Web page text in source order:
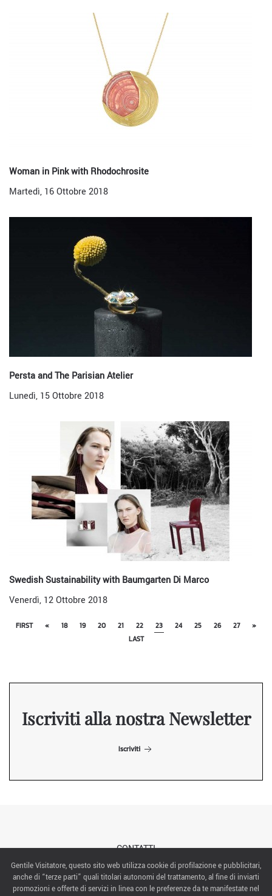
Woman in Pink with Rhodochrosite
Martedì, 16 Ottobre 2018
Persta and The Parisian Atelier
Lunedì, 15 Ottobre 2018
Swedish Sustainability with Baumgarten Di Marco
Venerdì, 12 Ottobre 2018
FIRST « 18 19 20 21 22 23 24 25 26 27
»
LAST
Iscriviti alla nostra Newsletter
Iscriviti
CONTATTI
ABOUT US
Gentile Visitatore, questo sito web utilizza cookie di profilazione e pubblicitari,
anche di “terze parti” quali titolari autonomi del trattamento, al fine di inviarti
promozioni e offerte di servizi in linea con le preferenze da te manifestate nel